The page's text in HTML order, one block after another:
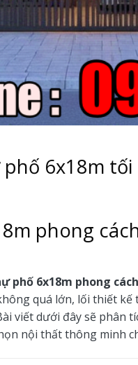
6x18m
phong
phố 6x18m phong
quá lớn, lối thiết
viết dưới đây sẽ phân
nội thất thông minh